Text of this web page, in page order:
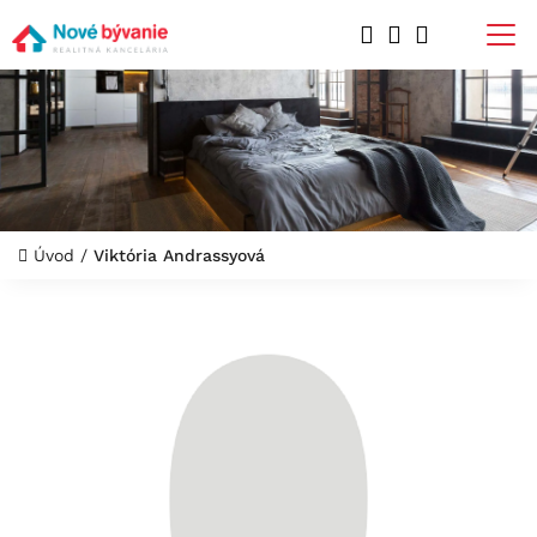
Úvod / Viktória Andrassyová